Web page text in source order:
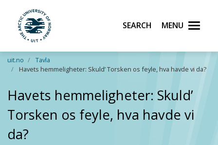
Skip to main content
UiT The Arctic University of Norway
Search Menu
uit.no
Tavla
Havets hemmeligheter: Skuld’ Torsken os feyle, hva havde vi da?
Havets hemmeligheter: Skuld’
Torsken os feyle, hva havde vi
da?